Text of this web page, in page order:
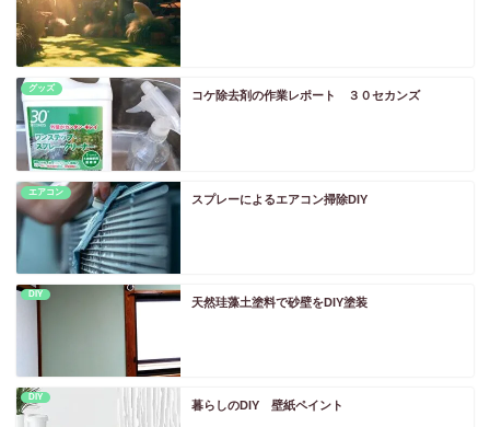
グッズ
コケ除去剤の作業レポート ３０セカンズ
エアコン
スプレーによるエアコン掃除DIY
DIY
天然珪藻土塗料で砂壁をDIY塗装
DIY
暮らしのDIY 壁紙ペイント